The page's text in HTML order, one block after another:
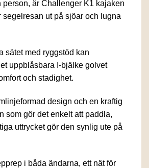
person, är Challenger K1 kajaken
segelresan ut på sjöar och lugna
sätet med ryggstöd kan
uppblåsbara I-bjälke golvet
och stadighet.
design och en kraftig
som gör det enkelt att paddla,
uttrycket gör den synlig ute på
i båda ändarna, ett nät för